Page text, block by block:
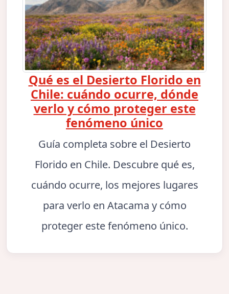
Qué es el Desierto Florido en
Chile: cuándo ocurre, dónde
verlo y cómo proteger este
fenómeno único
Guía completa sobre el Desierto
Florido en Chile. Descubre qué es,
cuándo ocurre, los mejores lugares
para verlo en Atacama y cómo
proteger este fenómeno único.